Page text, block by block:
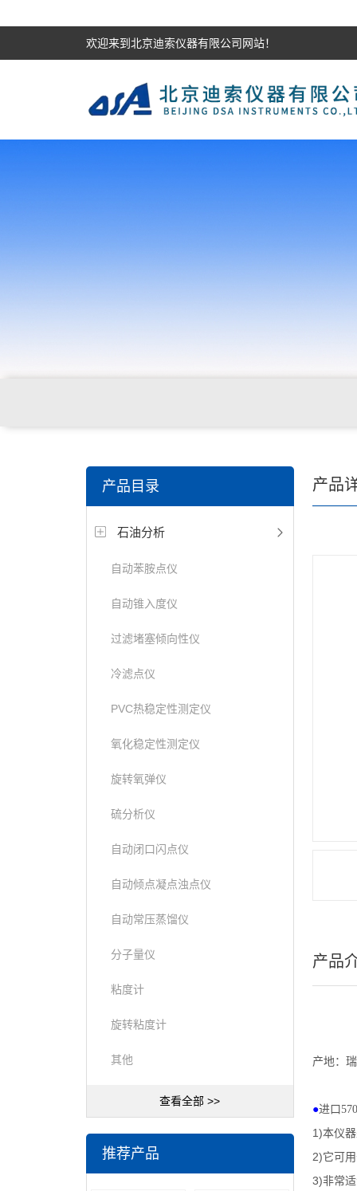
欢迎来到北京迪索仪器有限公司网站！
产品目录
石油分析
自动苯胺点仪
自动锥入度仪
过滤堵塞倾向性仪
冷滤点仪
PVC热稳定性测定仪
氧化稳定性测定仪
旋转氧弹仪
硫分析仪
自动闭口闪点仪
自动倾点凝点浊点仪
自动常压蒸馏仪
分子量仪
粘度计
旋转粘度计
其他
查看全部 >>
推荐产品
产品
产品
产地：
●进口
1)本仪
2)它可
3)非常